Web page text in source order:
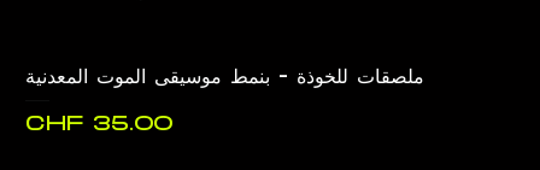
ملصقات للخوذة - بنمط موسيقى الموت المعدنية
السعر